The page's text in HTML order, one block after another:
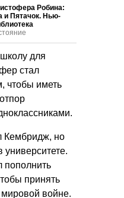
Робина:
и Пятачок. Нью-
для
стал
чтобы иметь
Кембридж, но
университете.
пополнить
принять
мировой войне.